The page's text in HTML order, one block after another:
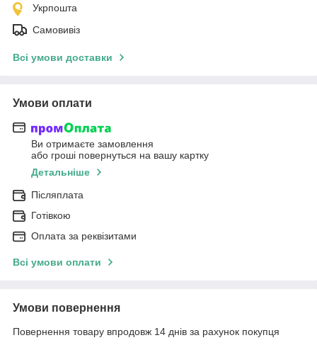
Укрпошта
Самовивіз
Всі умови доставки
Умови оплати
Ви отримаєте замовлення
або гроші повернуться на вашу картку
Детальніше
Післяплата
Готівкою
Оплата за реквізитами
Всі умови оплати
Умови повернення
Повернення товару впродовж 14 днів за рахунок покупця